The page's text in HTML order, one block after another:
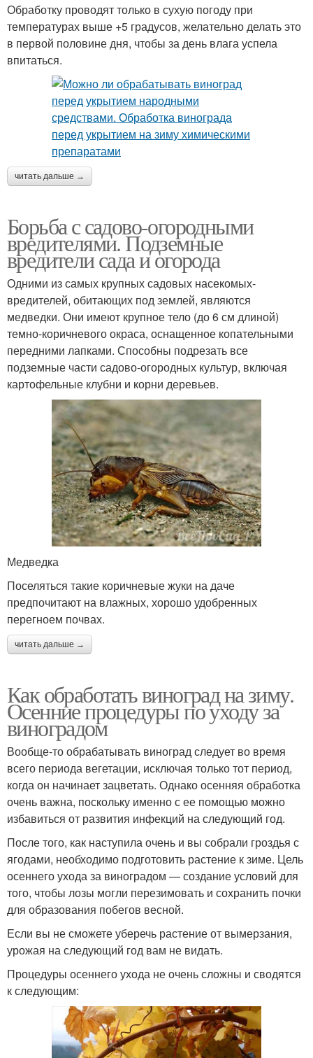
Обработку проводят только в сухую погоду при
температурах выше +5 градусов, желательно делать это
в первой половине дня, чтобы за день влага успела
впитаться.
читать дальше →
Борьба с садово-огородными
вредителями. Подземные
вредители сада и огорода
Одними из самых крупных садовых насекомых-
вредителей, обитающих под землей, являются
медведки. Они имеют крупное тело (до 6 см длиной)
темно-коричневого окраса, оснащенное копательными
передними лапками. Способны подрезать все
подземные части садово-огородных культур, включая
картофельные клубни и корни деревьев.
Медведка
Поселяться такие коричневые жуки на даче
предпочитают на влажных, хорошо удобренных
перегноем почвах.
читать дальше →
Как обработать виноград на зиму.
Осенние процедуры по уходу за
виноградом
Вообще-то обрабатывать виноград следует во время
всего периода вегетации, исключая только тот период,
когда он начинает зацветать. Однако осенняя обработка
очень важна, поскольку именно с ее помощью можно
избавиться от развития инфекций на следующий год.
После того, как наступила очень и вы собрали гроздья с
ягодами, необходимо подготовить растение к зиме. Цель
осеннего ухода за виноградом — создание условий для
того, чтобы лозы могли перезимовать и сохранить почки
для образования побегов весной.
Если вы не сможете уберечь растение от вымерзания,
урожая на следующий год вам не видать.
Процедуры осеннего ухода не очень сложны и сводятся
к следующим: